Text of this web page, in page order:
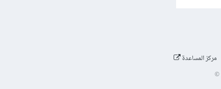
مركز المساعدة
©